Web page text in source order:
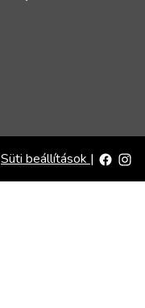
Süti beállítások |